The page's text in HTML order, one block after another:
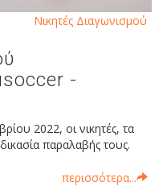
-
2022, οι νικητές, τα
παραλαβής τους.
περισσότερα...
Νικητές Διαγωνισμού